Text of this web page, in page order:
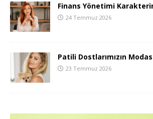
Finans Yönetimi Karakterin
24 Temmuz 2026
Patili Dostlarımızın
23 Temmuz 2026